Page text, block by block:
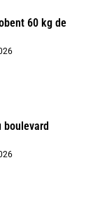
60 kg de
boulevard